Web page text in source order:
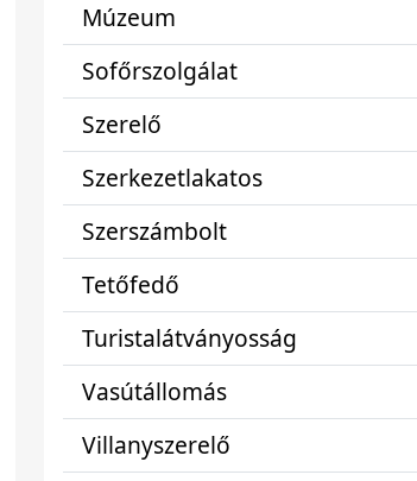
Múzeum
Sofőrszolgálat
Szerelő
Szerkezetlakatos
Szerszámbolt
Tetőfedő
Turistalátványosság
Vasútállomás
Villanyszerelő